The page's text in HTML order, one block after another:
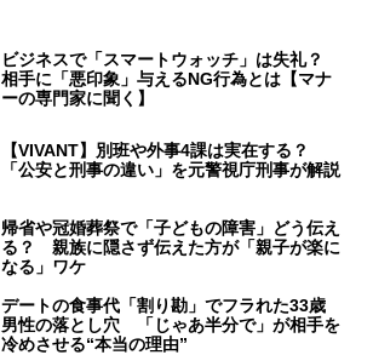
ビジネスで「スマートウォッチ」は失礼？
相手に「悪印象」与えるNG行為とは【マナ
ーの専門家に聞く】
【VIVANT】別班や外事4課は実在する？
「公安と刑事の違い」を元警視庁刑事が解説
帰省や冠婚葬祭で「子どもの障害」どう伝え
る？ 親族に隠さず伝えた方が「親子が楽に
なる」ワケ
デートの食事代「割り勘」でフラれた33歳
男性の落とし穴 「じゃあ半分で」が相手を
冷めさせる“本当の理由”